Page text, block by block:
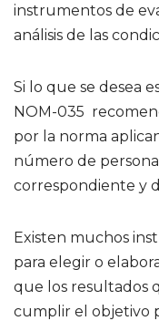
instrumentos de
análisis de las
Si lo que se desea
NOM-035
por la norma
número de
correspondiente y
Existen muchos
para elegir o
que los resultados
cumplir el objetivo